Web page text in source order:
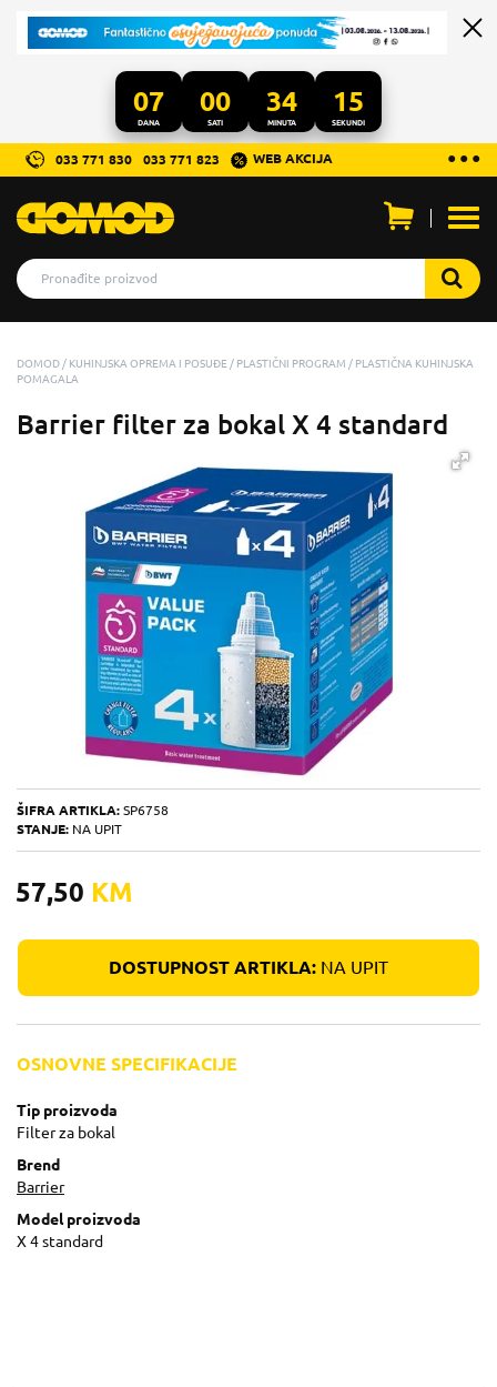
07
DANA
00
SATI
34
MINUTA
15
SEKUNDI
...
● ● ●
033 771 830 033 771 823 WEB AKCIJA
DOMOD KUHINJSKA OPREMA I POSUĐE PLASTIČNI PROGRAM
PLASTIČNA KUHINJSKA
POMAGALA
Barrier filter za bokal X 4 standard
ŠIFRA ARTIKLA: SP6758
STANJE: NA UPIT
57,50 KM
DOSTUPNOST ARTIKLA: NA UPIT
OSNOVNE SPECIFIKACIJE
Tip proizvoda
Filter za bokal
Brend
Barrier
Model proizvoda
X 4 standard